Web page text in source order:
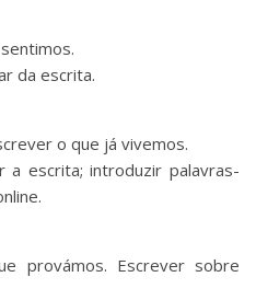
da escrita.
o que já vivemos.
a escrita; introduzir palavras-
provámos. Escrever sobre